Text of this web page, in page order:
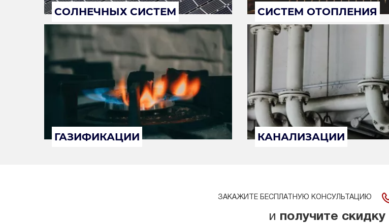
СОЛНЕЧНЫХ СИСТЕМ СИСТЕМ ОТОПЛЕНИЯ
ГАЗИФИКАЦИИ КАНАЛИЗАЦИИ
ЗАКАЖИТЕ БЕСПЛАТНУЮ КОНСУЛЬТАЦИЮ
и получите скидку